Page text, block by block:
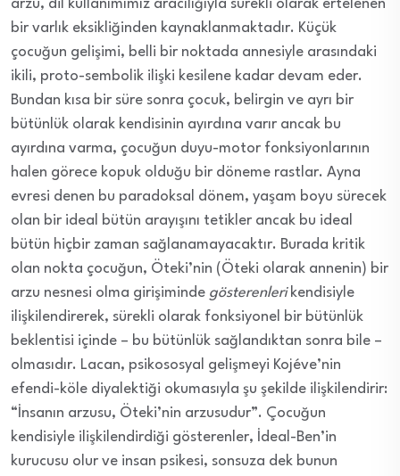
arzu, dil kullanımımız aracılığıyla sürekli olarak ertelenen
bir varlık eksikliğinden kaynaklanmaktadır. Küçük
çocuğun gelişimi, belli bir noktada annesiyle arasındaki
ikili, proto-sembolik ilişki kesilene kadar devam eder.
Bundan kısa bir süre sonra çocuk, belirgin ve ayrı bir
bütünlük olarak kendisinin ayırdına varır ancak bu
ayırdına varma, çocuğun duyu-motor fonksiyonlarının
halen görece kopuk olduğu bir döneme rastlar. Ayna
evresi denen bu paradoksal dönem, yaşam boyu sürecek
olan bir ideal bütün arayışını tetikler ancak bu ideal
bütün hiçbir zaman sağlanamayacaktır. Burada kritik
olan nokta çocuğun, Öteki’nin (Öteki olarak annenin) bir
arzu nesnesi olma girişiminde gösterenlerikendisiyle
ilişkilendirerek, sürekli olarak fonksiyonel bir bütünlük
beklentisi içinde – bu bütünlük sağlandıktan sonra bile –
olmasıdır. Lacan, psikososyal gelişmeyi Kojéve’nin
efendi-köle diyalektiği okumasıyla şu şekilde ilişkilendirir:
“İnsanın arzusu, Öteki’nin arzusudur”. Çocuğun
kendisiyle ilişkilendirdiği gösterenler, İdeal-Ben’in
kurucusu olur ve insan psikesi, sonsuza dek bunun